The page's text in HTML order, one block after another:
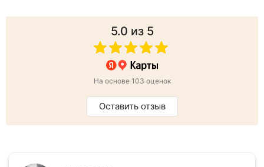
5.0 из 5
На основе 103 оценок
Оставить отзыв